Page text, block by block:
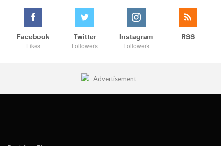
Facebook
Likes
Twitter
Followers
Instagram
Followers
RSS